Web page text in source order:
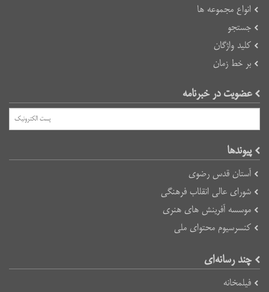
انواع مجموعه ها
جستجو
کلید واژگان
بر خط زمان
عضویت در خبرنامه
پیوند‌ها
آستان قدس رضوی
شورای عالی انقلاب فرهنگی
موسسه آفرینش های هنری
کنسرسیوم محتوای ملی
چند رسانه‌ای
فیلمخانه